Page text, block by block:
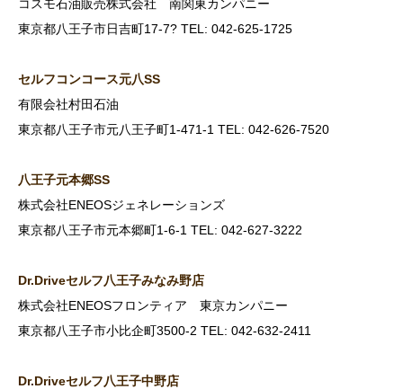
コスモ石油販売株式会社 南関東カンパニー
東京都八王子市日吉町17-7? TEL: 042-625-1725
セルフコンコース元八SS
有限会社村田石油
東京都八王子市元八王子町1-471-1 TEL: 042-626-7520
八王子元本郷SS
株式会社ENEOSジェネレーションズ
東京都八王子市元本郷町1-6-1 TEL: 042-627-3222
Dr.Driveセルフ八王子みなみ野店
株式会社ENEOSフロンティア 東京カンパニー
東京都八王子市小比企町3500-2 TEL: 042-632-2411
Dr.Driveセルフ八王子中野店